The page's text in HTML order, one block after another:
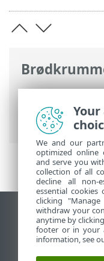
ESET-
Ultimate
>
Ultimate
>
Vis
End of Life
ESET-vidensbase
We and our
optimized online
and serve you
collection of all
decline all non-
essential
clicking
withdraw your
anytime by
footer or in your
information, see